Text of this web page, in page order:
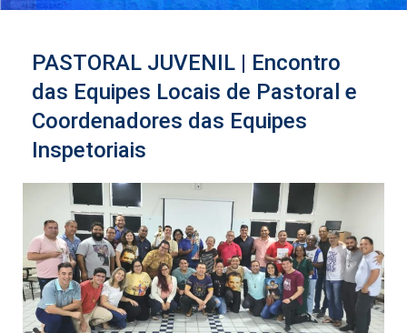
PASTORAL JUVENIL | Encontro
das Equipes Locais de Pastoral e
Coordenadores das Equipes
Inspetoriais